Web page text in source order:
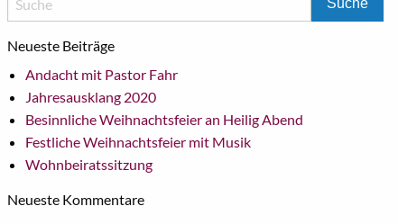
Neueste Beiträge
Andacht mit Pastor Fahr
Jahresausklang 2020
Besinnliche Weihnachtsfeier an Heilig Abend
Festliche Weihnachtsfeier mit Musik
Wohnbeiratssitzung
Neueste Kommentare